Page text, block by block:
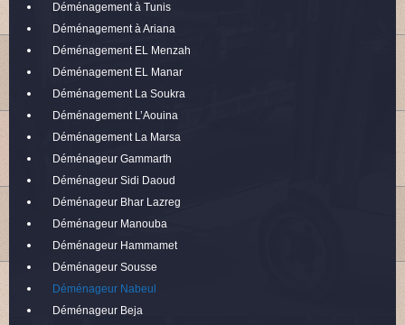
Déménagement à Tunis
Déménagement à Ariana
Déménagement EL Menzah
Déménagement EL Manar
Déménagement La Soukra
Déménagement L’Aouina
Déménagement La Marsa
Déménageur Gammarth
Déménageur Sidi Daoud
Déménageur Bhar Lazreg
Déménageur Manouba
Déménageur Hammamet
Déménageur Sousse
Déménageur Nabeul
Déménageur Beja